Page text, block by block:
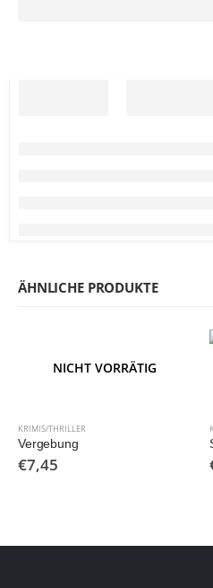
ÄHNLICHE PRODUKTE
NICHT VORRÄTIG
KRIMIS/THRILLER
Vergebung
€7,45